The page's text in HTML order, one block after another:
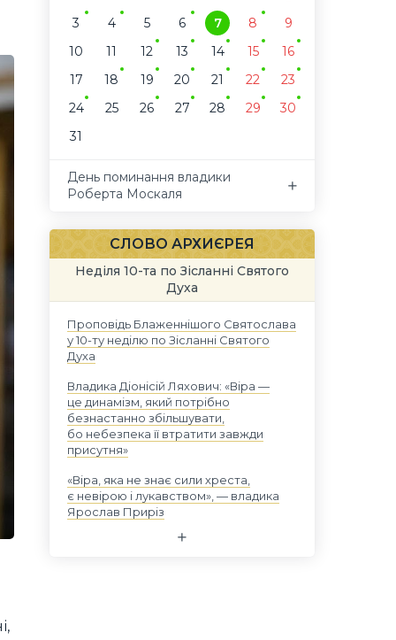
3
4 5 6 7 8
9
10
11 12 13 14 15
16
17
18 19 20 21 22
23
24
25 26 27 28 29
30
31
День поминання владики
Роберта Москаля
СЛОВО АРХИЄРЕЯ
Неділя 10-та по Зісланні Святого
Духа
Проповідь Блаженнішого Святослава
у 10-ту неділю по Зісланні Святого
Духа
Владика Діонісій Ляхович: «Віра —
це динамізм, який потрібно
безнастанно збільшувати,
бо небезпека її втратити завжди
присутня»
«Віра, яка не знає сили хреста,
є невірою і лукавством», — владика
Ярослав Приріз